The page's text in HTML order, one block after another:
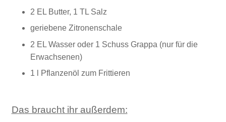
2 EL Butter, 1 TL Salz
geriebene Zitronenschale
2 EL Wasser oder 1 Schuss Grappa (nur für die
Erwachsenen)
1 l Pflanzenöl zum Frittieren
Das braucht ihr außerdem: